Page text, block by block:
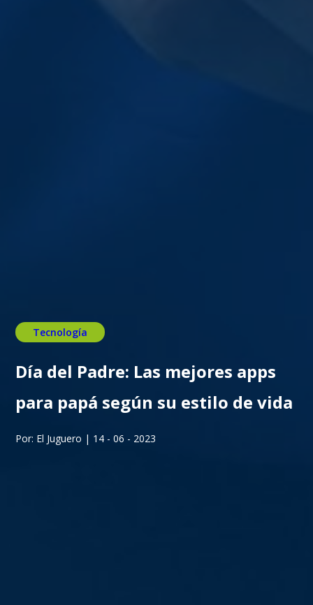
Tecnología
Día del Padre: Las mejores apps
para papá según su estilo de vida
Por: El Juguero | 14 - 06 - 2023